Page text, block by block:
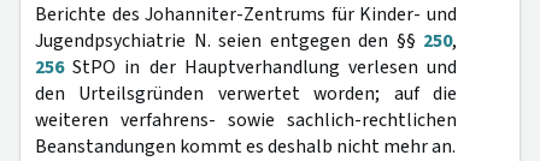
Berichte des Johanniter-Zentrums für Kinder- und
Jugendpsychiatrie N. seien entgegen den §§ 250,
256StPO in der Hauptverhandlung verlesen und
den Urteilsgründen verwertet worden; auf die
weiteren verfahrens- sowie sachlich-rechtlichen
Beanstandungen kommt es deshalb nicht mehr an.